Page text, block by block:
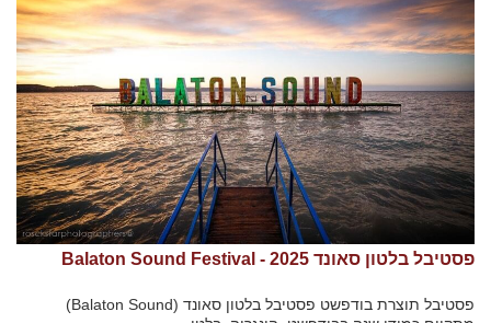
פסטיבל בלטון סאונד 2025 - Balaton Sound Festival
פסטיבל תוצרת בודפשט פסטיבל בלטון סאונד (Balaton Sound)